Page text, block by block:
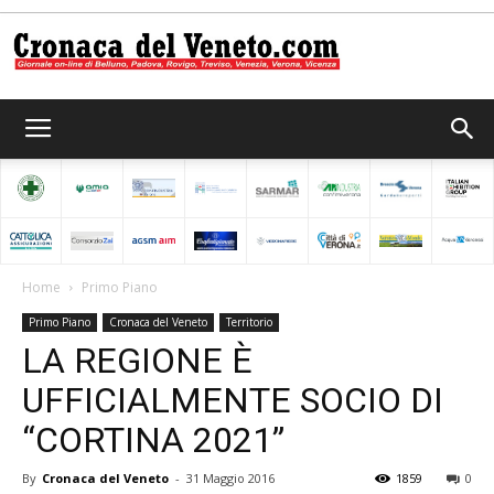
del
Veneto
Home Primo Piano
Primo Piano Cronaca del Veneto Territorio
LA REGIONE È
UFFICIALMENTE SOCIO DI
“CORTINA 2021”
By Cronaca del Veneto - 31 Maggio 2016 0
1859